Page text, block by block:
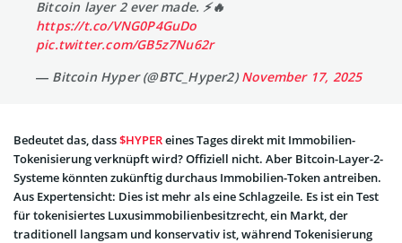
Bitcoin layer 2 ever made. ⚡️🔥
https://t.co/VNG0P4GuDo
pic.twitter.com/GB5z7Nu62r
— Bitcoin Hyper (@BTC_Hyper2)November 17, 2025
Bedeutet das, dass$HYPEReines Tages direkt mit Immobilien-
Tokenisierung verknüpft wird? Offiziell nicht. Aber Bitcoin-Layer-2-
Systeme könnten zukünftig durchaus Immobilien-Token antreiben.
Aus Expertensicht: Dies ist mehr als eine Schlagzeile. Es ist ein Test
für tokenisiertes Luxusimmobilienbesitzrecht, ein Markt, der
traditionell langsam und konservativ ist, während Tokenisierung